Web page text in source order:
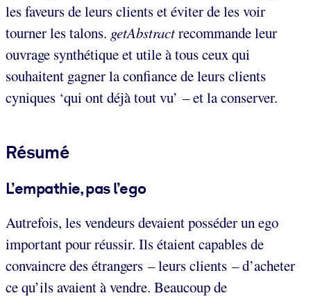
les faveurs de leurs clients et éviter de les voir
tourner les talons. getAbstractrecommande leur
ouvrage synthétique et utile à tous ceux qui
souhaitent gagner la confiance de leurs clients
cyniques ‘qui ont déjà tout vu’ – et la conserver.
Résumé
L’empathie, pas l’ego
Autrefois, les vendeurs devaient posséder un ego
important pour réussir. Ils étaient capables de
convaincre des étrangers – leurs clients – d’acheter
ce qu’ils avaient à vendre. Beaucoup de